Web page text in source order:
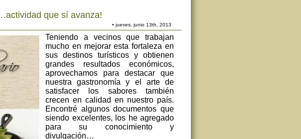
que sí avanza!
• jueves, junio 13th, 2013
Teniendo a vecinos que trabajan
mucho en mejorar esta fortaleza en
sus destinos turísticos y obtienen
grandes resultados económicos,
aprovechamos para destacar que
nuestra gastronomía y el arte de
satisfacer los sabores también
crecen en calidad en nuestro país.
Encontré algunos documentos que
siendo excelentes, los he agregado
para su conocimiento y
divulgación…